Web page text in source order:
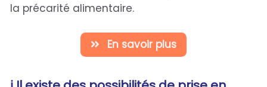
la précarité alimentaire.
En savoir plus